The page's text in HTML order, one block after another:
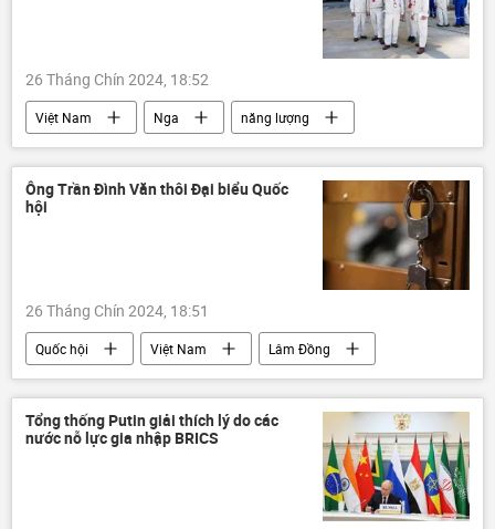
26 Tháng Chín 2024, 18:52
Việt Nam Nga
năng lượng
Thế giới
Kinh tế
Kinh doanh
công ty
dầu mỏ
Hợp tác Nga-Việt
hợp tác
Ông Trần Đình Văn thôi Đại biểu Quốc
hội
26 Tháng Chín 2024, 18:51
Quốc hội Việt Nam
Lâm Đồng
Pháp luật
vi phạm
Ủy ban Kiểm tra trung ương
kỷ luật
Tổng thống Putin giải thích lý do các
nước nỗ lực gia nhập BRICS